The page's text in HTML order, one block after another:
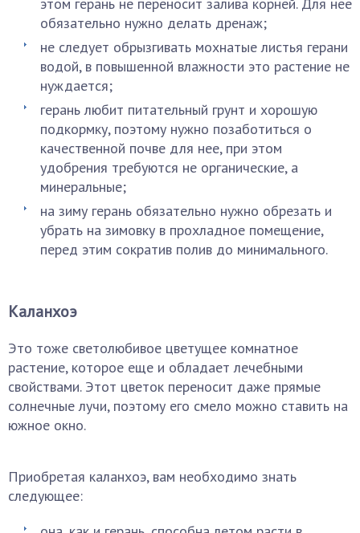
обязательно нужно делать дренаж;
не следует обрызгивать мохнатые листья герани
водой, в повышенной влажности это растение не
нуждается;
герань любит питательный грунт и хорошую
подкормку, поэтому нужно позаботиться о
качественной почве для нее, при этом
удобрения требуются не органические, а
минеральные;
на зиму герань обязательно нужно обрезать и
убрать на зимовку в прохладное помещение,
перед этим сократив полив до минимального.
Каланхоэ
Это тоже светолюбивое цветущее комнатное
растение, которое еще и обладает лечебными
свойствами. Этот цветок переносит даже прямые
солнечные лучи, поэтому его смело можно ставить на
южное окно.
Приобретая каланхоэ, вам необходимо знать
следующее: